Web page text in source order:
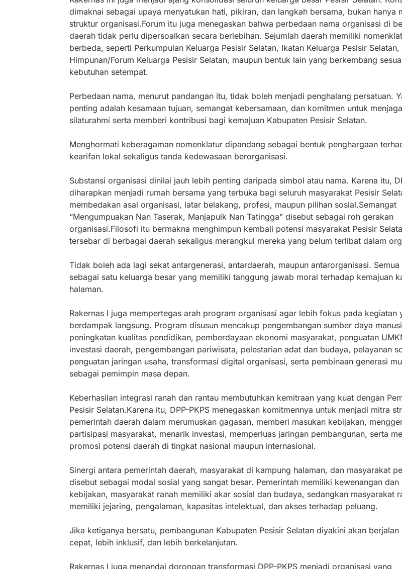
dimaknai sebagai upaya menyatukan hati, pikiran, dan langkah bersama, bukan hanya
struktur organisasi.Forum itu juga menegaskan bahwa perbedaan nama organisasi di
daerah tidak perlu dipersoalkan secara berlebihan. Sejumlah daerah memiliki
berbeda, seperti Perkumpulan Keluarga Pesisir Selatan, Ikatan Keluarga Pesisir Selatan,
Himpunan/Forum Keluarga Pesisir Selatan, maupun bentuk lain yang berkembang
kebutuhan setempat.
Perbedaan nama, menurut pandangan itu, tidak boleh menjadi penghalang persatuan.
penting adalah kesamaan tujuan, semangat kebersamaan, dan komitmen untuk menjaga
silaturahmi serta memberi kontribusi bagi kemajuan Kabupaten Pesisir Selatan.
Menghormati keberagaman nomenklatur dipandang sebagai bentuk penghargaan
kearifan lokal sekaligus tanda kedewasaan berorganisasi.
Substansi organisasi dinilai jauh lebih penting daripada simbol atau nama. Karena itu,
diharapkan menjadi rumah bersama yang terbuka bagi seluruh masyarakat Pesisir
membedakan asal organisasi, latar belakang, profesi, maupun pilihan sosial.Semangat
“Mengumpuakan Nan Taserak, Manjapuik Nan Tatingga” disebut sebagai roh gerakan
organisasi.Filosofi itu bermakna menghimpun kembali potensi masyarakat Pesisir
tersebar di berbagai daerah sekaligus merangkul mereka yang belum terlibat dalam
Tidak boleh ada lagi sekat antargenerasi, antardaerah, maupun antarorganisasi.
sebagai satu keluarga besar yang memiliki tanggung jawab moral terhadap kemajuan
halaman.
Rakernas I juga mempertegas arah program organisasi agar lebih fokus pada kegiatan
berdampak langsung. Program disusun mencakup pengembangan sumber daya
peningkatan kualitas pendidikan, pemberdayaan ekonomi masyarakat, penguatan
investasi daerah, pengembangan pariwisata, pelestarian adat dan budaya, pelayanan
penguatan jaringan usaha, transformasi digital organisasi, serta pembinaan generasi
sebagai pemimpin masa depan.
Keberhasilan integrasi ranah dan rantau membutuhkan kemitraan yang kuat dengan
Pesisir Selatan.Karena itu, DPP-PKPS menegaskan komitmennya untuk menjadi mitra
pemerintah daerah dalam merumuskan gagasan, memberi masukan kebijakan,
partisipasi masyarakat, menarik investasi, memperluas jaringan pembangunan, serta
promosi potensi daerah di tingkat nasional maupun internasional.
Sinergi antara pemerintah daerah, masyarakat di kampung halaman, dan masyarakat
disebut sebagai modal sosial yang sangat besar. Pemerintah memiliki kewenangan dan
kebijakan, masyarakat ranah memiliki akar sosial dan budaya, sedangkan masyarakat
memiliki jejaring, pengalaman, kapasitas intelektual, dan akses terhadap peluang.
Jika ketiganya bersatu, pembangunan Kabupaten Pesisir Selatan diyakini akan berjalan
cepat, lebih inklusif, dan lebih berkelanjutan.
Rakernas I juga menandai dorongan transformasi DPP-PKPS menjadi organisasi yang